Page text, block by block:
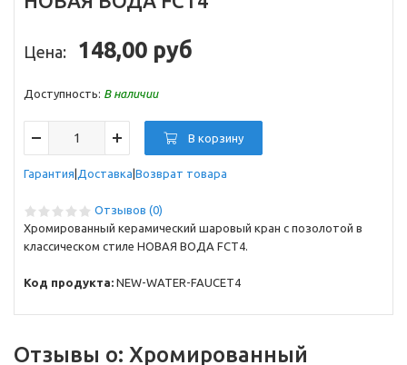
Цена: 148,00 руб
Доступность: В наличии
В корзину
Гарантия Доставка Возврат товара
Отзывов (0)
Хромированный керамический шаровый кран c позолотой в
классическом стиле НОВАЯ ВОДА FCT4.
Код продукта: NEW-WATER-FAUCET4
Отзывы о: Хромированный